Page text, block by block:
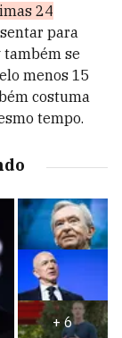
24
para
se
menos 15
costuma
tempo.
+ 6